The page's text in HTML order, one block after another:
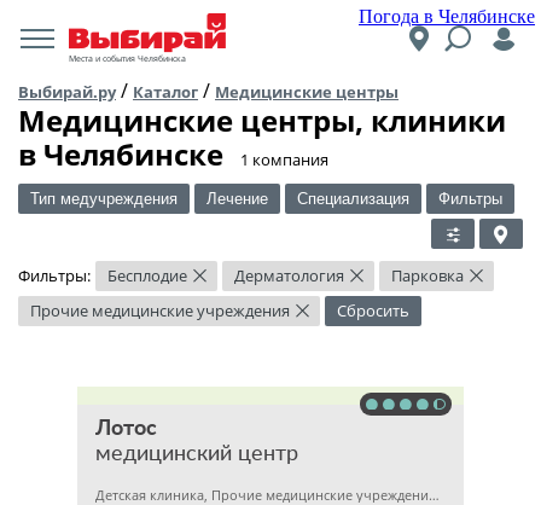
Погода в Челябинске
Места и события Челябинска
Выбирай.ру/ Каталог / Медицинские центры
Медицинские центры, клиники
в Челябинске
​1 компания
Тип медучреждения Лечение Специализация Фильтры
Фильтры: Бесплодие × Дерматология × Парковка ×
Прочие медицинские учреждения × Сбросить
Лотос
медицинский центр
Детская клиника, Прочие медицинские учреждения, Гинекология